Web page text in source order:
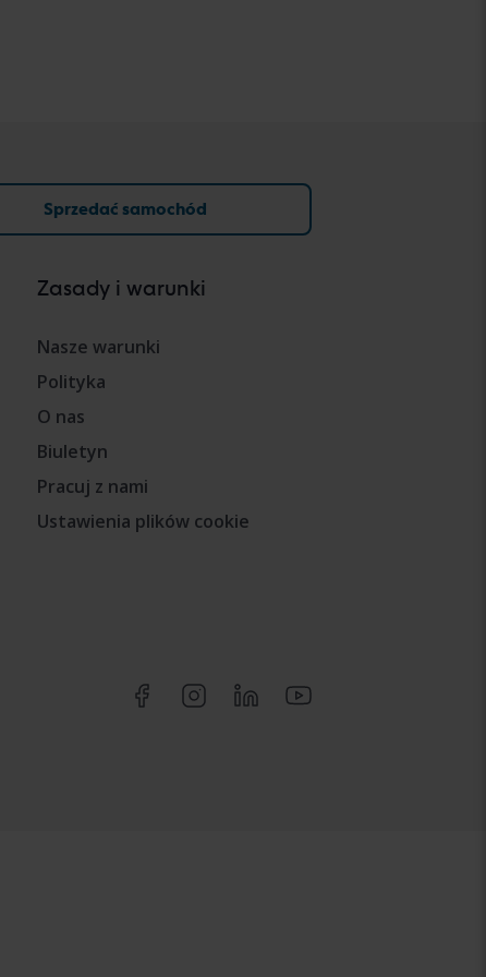
Sprzedać samochód
Zasady i warunki
Nasze warunki
Polityka
O nas
Biuletyn
Pracuj z nami
Ustawienia plików cookie